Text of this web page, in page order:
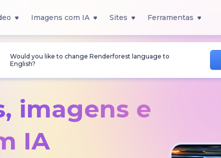
Imagens com IA Sites Ferramentas
Would you like to change Renderforest language to
English?
imagens e
IA